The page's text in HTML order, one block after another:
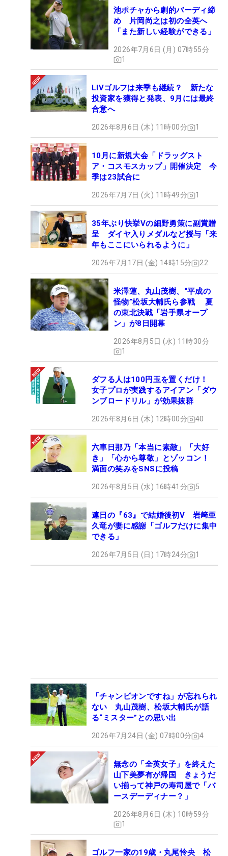
池ポチャから劇的バーディ締
め 片岡尚之は初の全英へ
「また新しい経験ができる」
2026年7月6日 (月) 07時55分
1
LIVゴルフは来季も継続？ 新たな
投資家を獲得と発表、9月には最終
合意へ
2026年8月6日 (木) 11時00分 1
10月に新規大会「ドラッグスト
ア・コスモスカップ」開催決定 今
季は23試合に
2026年7月7日 (火) 11時49分 1
35年ぶり快挙Vの細野勇策に副賞贈
呈 ダイヤ入りメダルなど授与「来
年もここにいられるように」
2026年7月17日 (金) 14時15分 22
米澤蓮、丸山茂樹、“平成の
怪物”松坂大輔氏ら参戦 夏
の東北決戦「岩手県オープ
ン」が8日開幕
2026年8月5日 (水) 11時30分
1
ダフる人は100円玉を置くだけ！
女子プロが実践するアイアン「ダウ
ンブロードリル」が効果抜群
2026年8月6日 (木) 12時00分 40
六車日那乃「本当に素敵」「大好
き」「心から尊敬」とゾッコン！
満面の笑みをSNSに投稿
2026年8月5日 (水) 16時41分 5
連日の『63』で結婚後初V 岩﨑亜
久竜が妻に感謝「ゴルフだけに集中
できる」
2026年7月5日 (日) 17時24分 1
「チャンピオンですね」が忘れられ
ない 丸山茂樹、松坂大輔氏が語
る“ミスター”との思い出
2026年7月24日 (金) 07時00分 4
無念の「全英女子」を終えた
山下美夢有が帰国 きょうだ
い揃って神戸の寿司屋で「バ
ースデーディナー？」
2026年8月6日 (木) 10時59分
1
ゴルフ一家の19歳・丸尾怜央 松